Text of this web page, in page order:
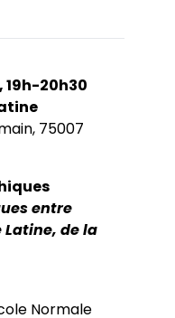
19h-20h30
75007
entre
de la
Normale